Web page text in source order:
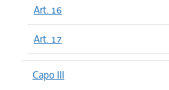
Art. 16
Art. 17
Capo III